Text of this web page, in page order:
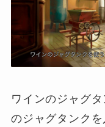
ワインのジャグ
のジャグタンクを